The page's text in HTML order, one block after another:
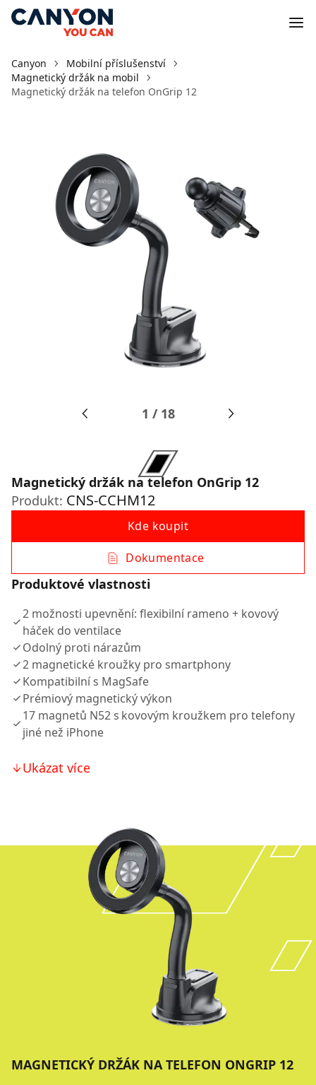
Canyon
Mobilní příslušenství
Magnetický držák na mobil
Magnetický držák na telefon OnGrip 12
1 / 18
Magnetický držák na telefon OnGrip 12
Produkt: CNS-CCHM12
Kde koupit
Dokumentace
Produktové vlastnosti
2 možnosti upevnění: flexibilní rameno + kovový
háček do ventilace
Odolný proti nárazům
2 magnetické kroužky pro smartphony
Kompatibilní s MagSafe
Prémiový magnetický výkon
17 magnetů N52 s kovovým kroužkem pro telefony
jiné než iPhone
Ukázat více
MAGNETICKÝ DRŽÁK NA TELEFON ONGRIP 12